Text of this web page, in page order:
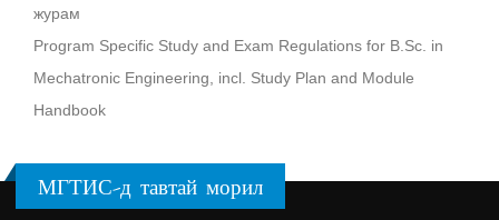
журам
Program Specific Study and Exam Regulations for B.Sc. in
Mechatronic Engineering, incl. Study Plan and Module
Handbook
МГТИС-д тавтай морил